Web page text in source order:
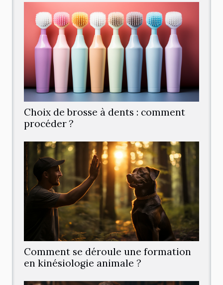
Choix de brosse à dents : comment
procéder ?
Comment se déroule une formation
en kinésiologie animale ?